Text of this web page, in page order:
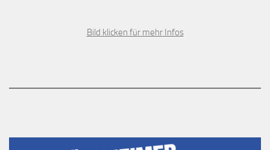
Bild klicken für mehr Infos